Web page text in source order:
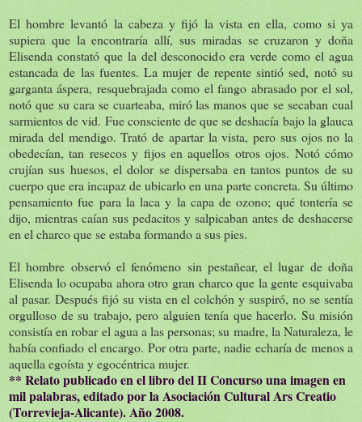
El hombre levantó la cabeza y fijó la vista en ella, como si ya
supiera que la encontraría allí, sus miradas se cruzaron y doña
Elisenda constató que la del desconocido era verde como el agua
estancada de las fuentes. La mujer de repente sintió sed, notó su
garganta áspera, resquebrajada como el fango abrasado por el sol,
notó que su cara se cuarteaba, miró las manos que se secaban cual
sarmientos de vid. Fue consciente de que se deshacía bajo la glauca
mirada del mendigo. Trató de apartar la vista, pero sus ojos no la
obedecían, tan resecos y fijos en aquellos otros ojos. Notó cómo
crujían sus huesos, el dolor se dispersaba en tantos puntos de su
cuerpo que era incapaz de ubicarlo en una parte concreta. Su último
pensamiento fue para la laca y la capa de ozono; qué tontería se
dijo, mientras caían sus pedacitos y salpicaban antes de deshacerse
en el charco que se estaba formando a sus pies.
El hombre observó el fenómeno sin pestañear, el lugar de doña
Elisenda lo ocupaba ahora otro gran charco que la gente esquivaba
al pasar. Después fijó su vista en el colchón y suspiró, no se sentía
orgulloso de su trabajo, pero alguien tenía que hacerlo. Su misión
consistía en robar el agua a las personas; su madre, la Naturaleza, le
había confiado el encargo. Por otra parte, nadie echaría de menos a
aquella egoísta y egocéntrica mujer.
** Relato publicado en el libro del II Concurso una imagen en
mil palabras, editado por la Asociación Cultural Ars Creatio
(Torrevieja-Alicante). Año 2008.